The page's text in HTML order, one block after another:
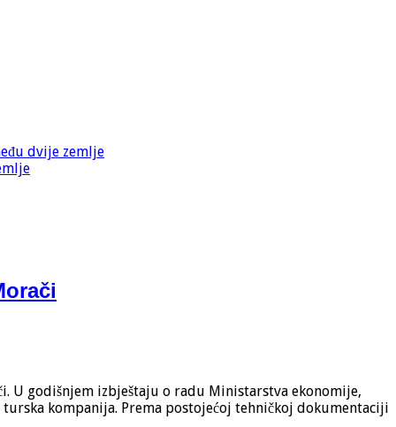
dvije zemlje
U godišnjem izbještaju o radu Ministarstva ekonomije,
kompanija. Prema postojećoj tehničkoj dokumentaciji